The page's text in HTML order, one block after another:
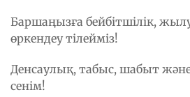
Баршаңызға бейбітшілік,
өркендеу тілейміз!
Денсаулық, табыс, шабыт
сенім!